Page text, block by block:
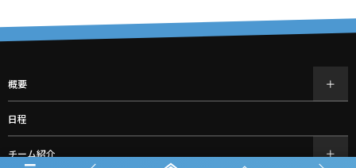
概要
日程
チーム紹介